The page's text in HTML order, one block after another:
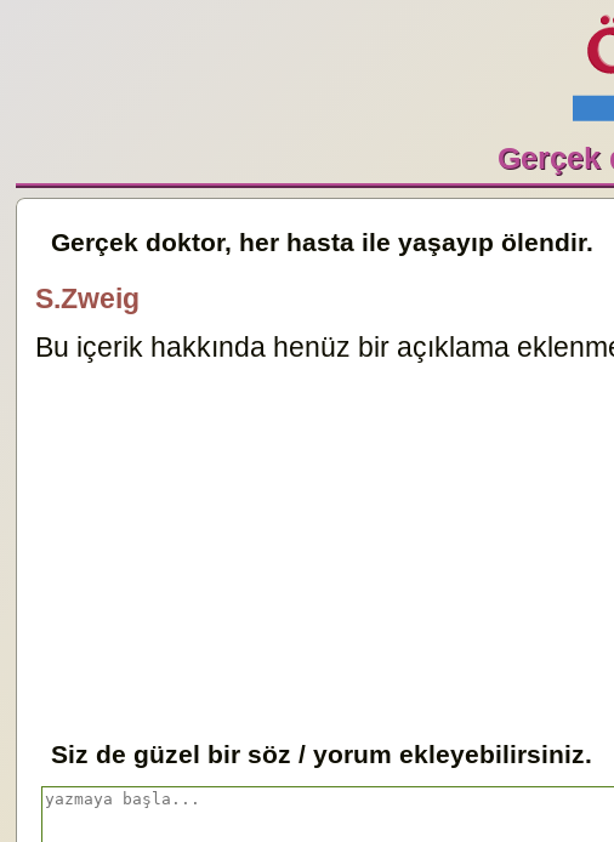
Gerçek
Gerçek doktor, her hasta ile yaşayıp ölendir.
S.Zweig
Bu içerik hakkında henüz bir açıklama
Siz de güzel bir söz / yorum ekleyebilirsiniz.